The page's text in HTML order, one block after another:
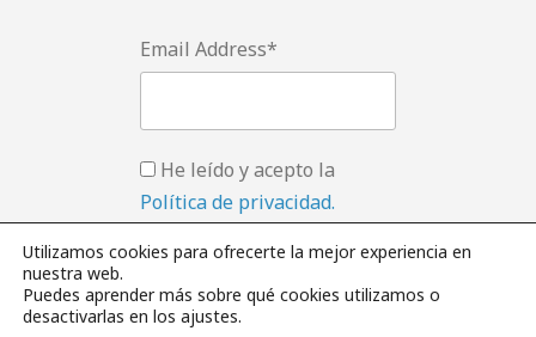
Email Address*
He leído y acepto la
Política de privacidad.
Utilizamos cookies para ofrecerte la mejor experiencia en
nuestra web.
Puedes aprender más sobre qué cookies utilizamos o
desactivarlas en los ajustes.